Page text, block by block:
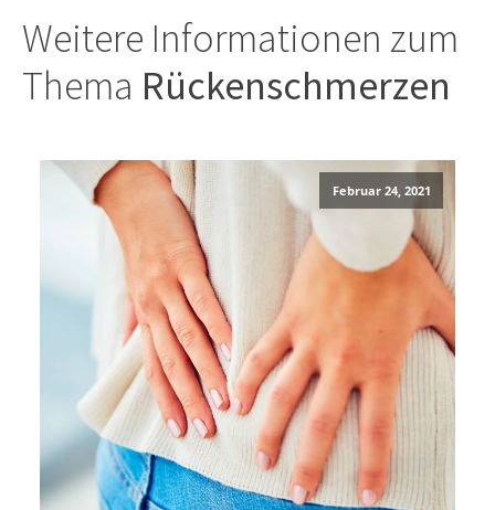
Weitere Informationen zum
Thema Rückenschmerzen
Februar 24, 2021